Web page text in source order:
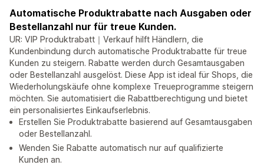
Automatische Produktrabatte nach Ausgaben oder
Bestellanzahl nur für treue Kunden.
UR: VIP Produktrabatt｜Verkauf hilft Händlern, die
Kundenbindung durch automatische Produktrabatte für treue
Kunden zu steigern. Rabatte werden durch Gesamtausgaben
oder Bestellanzahl ausgelöst. Diese App ist ideal für Shops, die
Wiederholungskäufe ohne komplexe Treueprogramme steigern
möchten. Sie automatisiert die Rabattberechtigung und bietet
ein personalisiertes Einkaufserlebnis.
Erstellen Sie Produktrabatte basierend auf Gesamtausgaben
oder Bestellanzahl.
Wenden Sie Rabatte automatisch nur auf qualifizierte
Kunden an.